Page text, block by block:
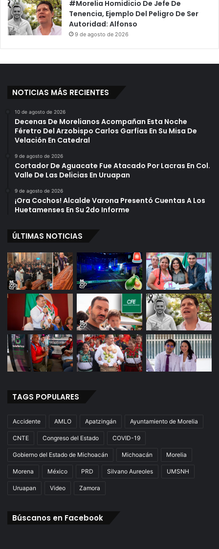
#Morelia Homidicio De Jefe De
Tenencia, Ejemplo Del Peligro De Ser
Autoridad: Alfonso
9 de agosto de 2026
NOTICIAS MÁS RECIENTES
10 de agosto de 2026
Decenas De Morelianos Acompañan Esta Noche
Féretro Del Arzobispo Carlos Garfías En Su Misa De
Velación En Catedral
9 de agosto de 2026
Cortador De Aguacate Fue Atacado Por Lacras En Col.
Valle De Las Delicias En Uruapan
9 de agosto de 2026
¡Ora Cochos! Alcalde Varona Presentó Cuentas A Los
Huetamenses En Su 2do Informe
ÚLTIMAS NOTICIAS
TAGS POPULARES
Accidente AMLO Apatzingán Ayuntamiento de Morelia
CNTE Congreso del Estado COVID-19
Gobierno del Estado de Michoacán Michoacán Morelia
Morena México PRD Silvano Aureoles UMSNH
Uruapan Video Zamora
Búscanos en Facebook